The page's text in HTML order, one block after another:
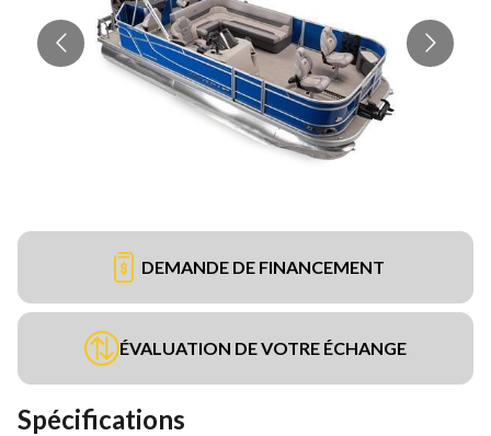
DEMANDE DE FINANCEMENT
ÉVALUATION DE VOTRE ÉCHANGE
Spécifications